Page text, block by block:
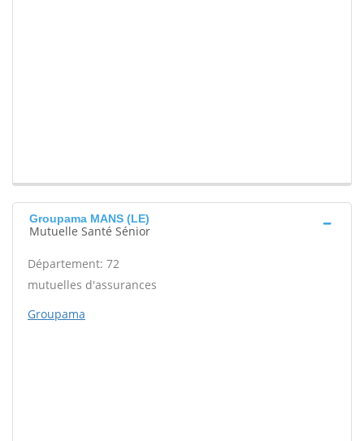
Groupama MANS (LE)
Mutuelle Santé Sénior
Département: 72
mutuelles d'assurances
Groupama